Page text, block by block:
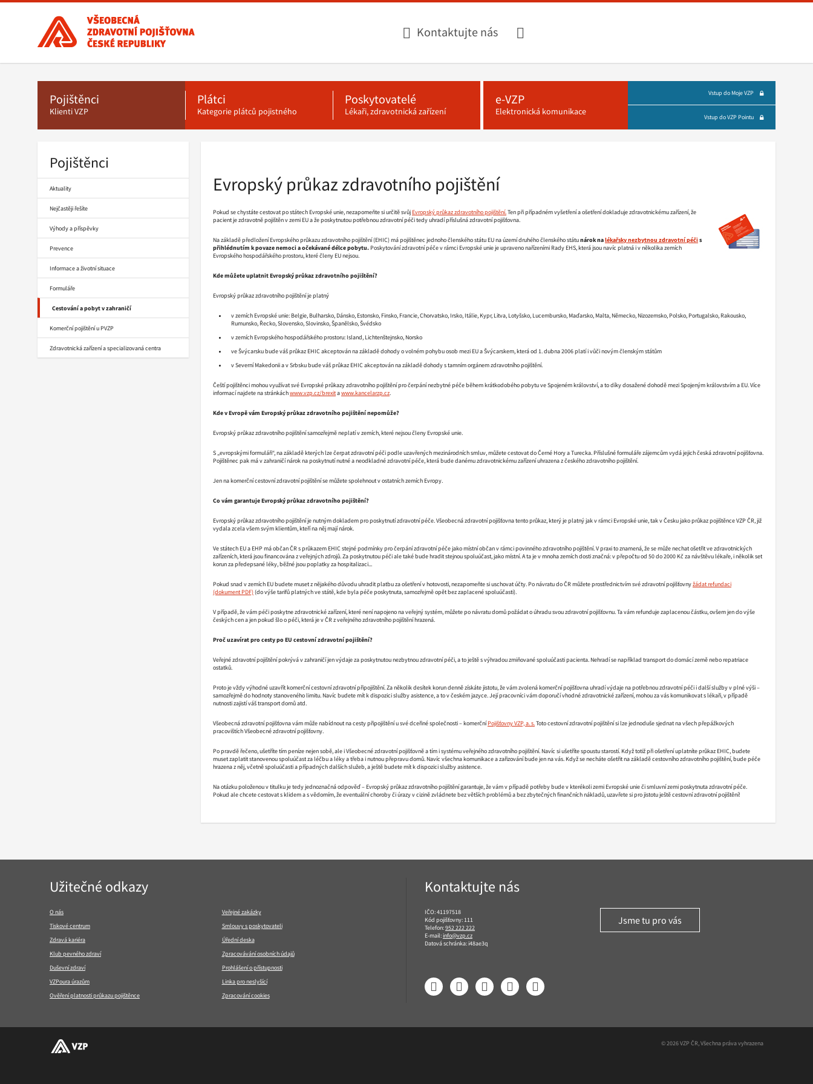
Všeobecná
zdravotní
pojišťovna
ČR,
hlavní
stránka
Kontaktujte nás
Pojištěnci
Klienti VZP
Plátci
Kategorie plátců pojistného
Poskytovatelé
Lékaři, zdravotnická zařízení
e-VZP
Elektronická komunikace
Vstup do Moje VZP
Vstup do VZP Pointu
Pojištěnci
Aktuality
Nejčastěji řešíte
Výhody a příspěvky
Prevence
Informace a životní situace
Formuláře
Cestování a pobyt v zahraničí
Komerční pojištění u PVZP
Zdravotnická zařízení a specializovaná centra
Evropský průkaz zdravotního pojištění
Pokud se chystáte cestovat po státech Evropské unie, nezapomeňte si určitě svůj Evropský průkaz zdravotního pojištění.Ten při případném vyšetření a ošetření dokladuje zdravotnickému zařízení, že
pacient je zdravotně pojištěn v zemi EU a že poskytnutou potřebnou zdravotní péči tedy uhradí příslušná zdravotní pojišťovna.
Na základě předložení Evropského průkazu zdravotního pojištění (EHIC) má pojištěnec jednoho členského státu EU na území druhého členského státunárok nalékařsky nezbytnou zdravotní péčis
přihlédnutím k povaze nemoci a očekávané délce pobytu. Poskytování zdravotní péče v rámci Evropské unie je upraveno nařízeními Rady EHS, která jsou navíc platná i v několika zemích
Evropského hospodářského prostoru, které členy EU nejsou.
Kde můžete uplatnit Evropský průkaz zdravotního pojištění?
Evropský průkaz zdravotního pojištění je platný
v zemích Evropské unie: Belgie, Bulharsko, Dánsko, Estonsko, Finsko, Francie, Chorvatsko, Irsko, Itálie, Kypr, Litva, Lotyšsko, Lucembursko, Maďarsko, Malta, Německo, Nizozemsko, Polsko, Portugalsko, Rakousko,
Rumunsko, Řecko, Slovensko, Slovinsko, Španělsko, Švédsko
v zemích Evropského hospodářského prostoru: Island, Lichtenštejnsko, Norsko
ve Švýcarsku bude váš průkaz EHIC akceptován na základě dohody o volném pohybu osob mezi EU a Švýcarskem, která od 1. dubna 2006 platí i vůči novým členským státům
v Severní Makedonii a v Srbsku bude váš průkaz EHIC akceptován na základě dohody s tamním orgánem zdravotního pojištění.
Čeští pojištěnci mohou využívat své Evropské průkazy zdravotního pojištění pro čerpání nezbytné péče během krátkodobého pobytu ve Spojeném království, a to díky dosažené dohodě mezi Spojeným královstvím a EU. Více
informací najdete na stránkáchwww.vzp.cz/brexitawww.kancelarzp.cz.
Kde v Evropě vám Evropský průkaz zdravotního pojištění nepomůže?
Evropský průkaz zdravotního pojištění samozřejmě neplatí v zemích, které nejsou členy Evropské unie.
S „evropskými formuláři“, na základě kterých lze čerpat zdravotní péči podle uzavřených mezinárodních smluv, můžete cestovat do Černé Hory a Turecka. Příslušné formuláře zájemcům vydá jejich česká zdravotní pojišťovna.
Pojištěnec pak má v zahraničí nárok na poskytnutí nutné a neodkladné zdravotní péče, která bude danému zdravotnickému zařízení uhrazena z českého zdravotního pojištění.
Jen na komerční cestovní zdravotní pojištění se můžete spolehnout v ostatních zemích Evropy.
Co vám garantuje Evropský průkaz zdravotního pojištění?
Evropský průkaz zdravotního pojištění je nutným dokladem pro poskytnutí zdravotní péče. Všeobecná zdravotní pojišťovna tento průkaz, který je platný jak v rámci Evropské unie, tak v Česku jako průkaz pojištěnce VZP ČR, již
vydala zcela všem svým klientům, kteří na něj mají nárok.
Ve státech EU a EHP má občan ČR s průkazem EHIC stejné podmínky pro čerpání zdravotní péče jako místní občan v rámci povinného zdravotního pojištění. V praxi to znamená, že se může nechat ošetřit ve zdravotnických
zařízeních, která jsou financována z veřejných zdrojů. Za poskytnutou péči ale také bude hradit stejnou spoluúčast, jako místní. A ta je v mnoha zemích dosti značná: v přepočtu od 50 do 2000 Kč za návštěvu lékaře, i několik set
korun za předepsané léky, běžné jsou poplatky za hospitalizaci...
Pokud snad v zemích EU budete muset z nějakého důvodu uhradit platbu za ošetření v hotovosti, nezapomeňte si uschovat účty. Po návratu do ČR můžete prostřednictvím své zdravotní pojišťovnyžádat refundaci
(do výše tarifů platných ve státě, kde byla péče poskytnuta, samozřejmě opět bez zaplacené spoluúčasti).
V případě, že vám péči poskytne zdravotnické zařízení, které není napojeno na veřejný systém, můžete po návratu domů požádat o úhradu svou zdravotní pojišťovnu. Ta vám refunduje zaplacenou částku, ovšem jen do výše
českých cen a jen pokud šlo o péči, která je v ČR z veřejného zdravotního pojištění hrazená.
Proč uzavírat pro cesty po EU cestovní zdravotní pojištění?
Veřejné zdravotní pojištění pokrývá v zahraničí jen výdaje za poskytnutou nezbytnou zdravotní péči, a to ještě s výhradou zmiňované spoluúčasti pacienta. Nehradí se například transport do domácí země nebo repatriace
ostatků.
Proto je vždy výhodné uzavřít komerční cestovní zdravotní připojištění. Za několik desítek korun denně získáte jistotu, že vám zvolená komerční pojišťovna uhradí výdaje na potřebnou zdravotní péči i další služby v plné výši –
samozřejmě do hodnoty stanoveného limitu. Navíc budete mít k dispozici služby asistence, a to v českém jazyce. Její pracovníci vám doporučí vhodné zdravotnické zařízení, mohou za vás komunikovat s lékaři, v případě
nutnosti zajistí váš transport domů atd.
Všeobecná zdravotní pojišťovna vám může nabídnout na cesty připojištění u své dceřiné společnosti – komerčníPojišťovny VZP, a. s.Toto cestovní zdravotní pojištění si lze jednoduše sjednat na všech přepážkových
pracovištích Všeobecné zdravotní pojišťovny.
Po pravdě řečeno, ušetříte tím peníze nejen sobě, ale i Všeobecné zdravotní pojišťovně a tím i systému veřejného zdravotního pojištění. Navíc si ušetříte spoustu starostí. Když totiž při ošetření uplatníte průkaz EHIC, budete
muset zaplatit stanovenou spoluúčast za léčbu a léky a třeba i nutnou přepravu domů. Navíc všechna komunikace a zařizování bude jen na vás. Když se necháte ošetřit na základě cestovního zdravotního pojištění, bude péče
hrazena z něj, včetně spoluúčasti a případných dalších služeb, a ještě budete mít k dispozici služby asistence.
Na otázku položenou v titulku je tedy jednoznačná odpověď – Evropský průkaz zdravotního pojištění garantuje, že vám v případě potřeby bude v kterékoli zemi Evropské unie či smluvní zemi poskytnuta zdravotní péče.
Pokud ale chcete cestovat s klidem a s vědomím, že eventuální choroby či úrazy v cizině zvládnete bez větších problémů a bez zbytečných finančních nákladů, uzavřete si pro jistotu ještě cestovní zdravotní pojištění!
Navigace
Užitečné odkazy
O nás
Tiskové centrum
Zdravá kariéra
Klub pevného zdraví
Duševní zdraví
VZPoura úrazům
Ověření platnosti průkazu pojištěnce
Veřejné zakázky
Smlouvy s poskytovateli
Úřední deska
Zpracovávání osobních údajů
Prohlášení o přístupnosti
Linka pro neslyšící
Zpracování cookies
Kontaktujte nás
IČO: 41197518
Kód pojišťovny: 111
Telefon:952 222 222
E-mail:info@vzp.cz
Datová schránka: i48ae3q
Jsme tu pro vás
FacebookLinkedIn YouTube InstagramTwitter
© 2026 VZP ČR, Všechna práva vyhrazena